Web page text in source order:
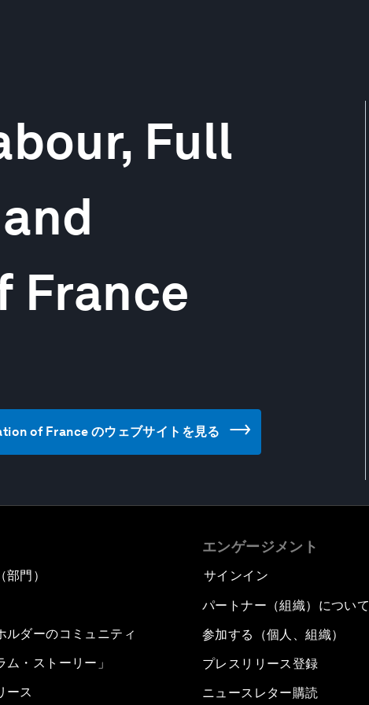
Full
France
of France のウェブサイトを見る
門）
ルダーのコミュニティ
ム・ストーリー」
ース
エンゲージメント
サインイン
パートナー（組織）について
参加する（個人、組織）
プレスリリース登録
ニュースレター購読